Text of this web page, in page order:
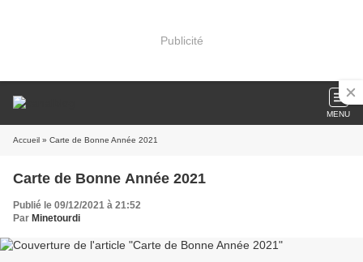
Publicité
MENU
Accueil » Carte de Bonne Année 2021
Carte de Bonne Année 2021
Publié le 09/12/2021 à 21:52
Par Minetourdi